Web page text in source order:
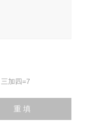
加四=7